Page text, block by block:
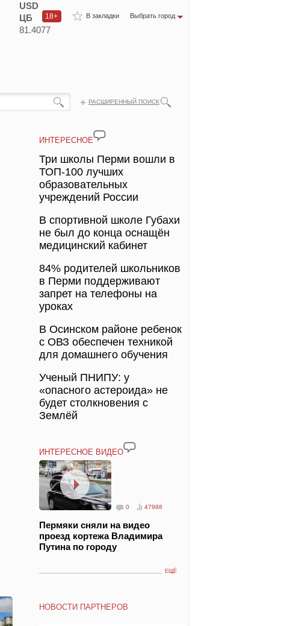
В закладки Выбрать город
18+
USD
ЦБ
81.4077
РАСШИРЕННЫЙ ПОИСК
ИНТЕРЕСНОЕ
Три школы Перми вошли в
ТОП-100 лучших
образовательных
учреждений России
В спортивной школе Губахи
не был до конца оснащён
медицинский кабинет
84% родителей школьников
в Перми поддерживают
запрет на телефоны на
уроках
В Осинском районе ребенок
с ОВЗ обеспечен техникой
для домашнего обучения
Ученый ПНИПУ: у
«опасного астероида» не
будет столкновения с
Землёй
ИНТЕРЕСНОЕ ВИДЕО
0 47988
Пермяки сняли на видео
проезд кортежа Владимира
Путина по городу
ЕЩЁ
НОВОСТИ ПАРТНЕРОВ